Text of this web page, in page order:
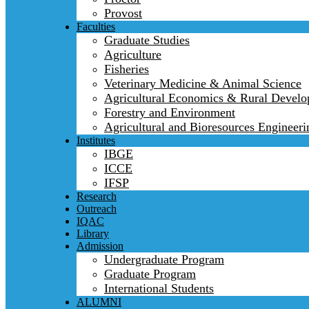
Provost
Faculties
Graduate Studies
Agriculture
Fisheries
Veterinary Medicine & Animal Science
Agricultural Economics & Rural
Forestry and Environment
Agricultural and Bioresources
Institutes
IBGE
ICCE
IFSP
Research
Outreach
IQAC
Library
Admission
Undergraduate Program
Graduate Program
International Students
ALUMNI